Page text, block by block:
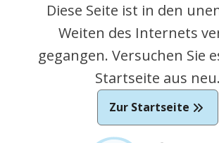
Diese Seite ist in den
Weiten des Internets
gegangen. Versuchen Sie
Startseite aus neu.
Zur Startseite